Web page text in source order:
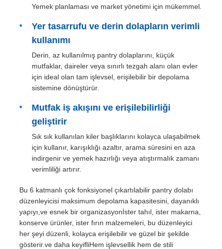
Fabrika turu
Kalite kontrol
Haberler
Teklif isteği
Dolap kapı menteşesi
Yemek planlaması ve market yönetimi için mükemmel.
Yer tasarrufu ve derin dolapların verimli
kullanımı
Derin, az kullanılmış pantry dolaplarını, küçük
mutfaklar, daireler veya sınırlı tezgah alanı olan evler
için ideal olan tam işlevsel, erişilebilir bir depolama
sistemine dönüştürür.
Mutfak iş akışını ve erişilebilirliği
geliştirir
Sık sık kullanılan kiler başlıklarını kolayca ulaşabilmek
için kullanır, karışıklığı azaltır, arama süresini en aza
indirgenir ve yemek hazırlığı veya atıştırmalık zamanı
verimliliği artırır.
Bu 6 katmanlı çok fonksiyonel çıkartılabilir pantry dolabı
düzenleyicisi maksimum depolama kapasitesini, dayanıklı
yapıyı,ve esnek bir organizasyonİster tahıl, ister makarna,
konserve ürünler, ister fırın malzemeleri, bu düzenleyici
her şeyi düzenli, kolayca erişilebilir ve güzel bir şekilde
gösterir.ve daha keyifliHem işlevsellik hem de stili